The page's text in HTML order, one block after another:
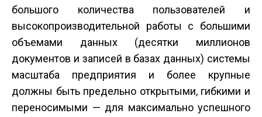
большого количества пользователей и
высокопроизводительной работы с большими
объемами данных (десятки миллионов
документов и записей в базах данных) системы
масштаба предприятия и более крупные
должны быть предельно открытыми, гибкими и
переносимыми — для максимально успешного